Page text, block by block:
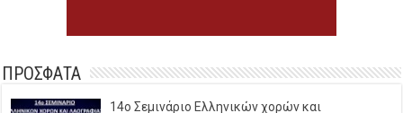
ΠΡΟΣΦΑΤΑ
14o Σεμινάριο Ελληνικών χορών και